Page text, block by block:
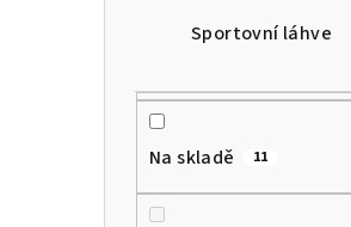
Sportovní láhve
Na skladě 11